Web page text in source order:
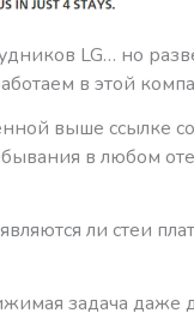
LG… но
в этой
выше ссылке
в любом
ли стеи
задача даже